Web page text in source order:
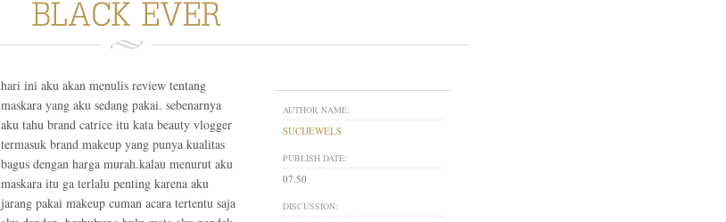
hari ini aku akan menulis review tentang
maskara yang aku sedang pakai. sebenarnya
aku tahu brand catrice itu kata beauty vlogger
termasuk brand makeup yang punya kualitas
bagus dengan harga murah.kalau menurut aku
maskara itu ga terlalu penting karena aku
jarang pakai makeup cuman acara tertentu saja
AUTHOR NAME:
SUCIJEWELS
PUBLISH DATE:
07.50
DISCUSSION: